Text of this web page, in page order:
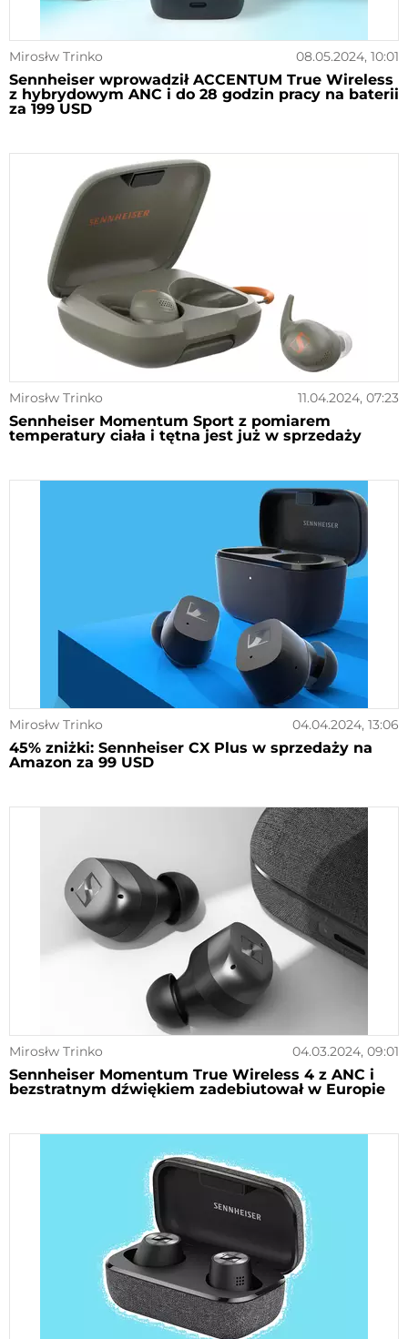
Mirosłw Trinko 08.05.2024, 10:01
Sennheiser wprowadził ACCENTUM True Wireless
z hybrydowym ANC i do 28 godzin pracy na baterii
za 199 USD
Mirosłw Trinko 11.04.2024, 07:23
Sennheiser Momentum Sport z pomiarem
temperatury ciała i tętna jest już w sprzedaży
Mirosłw Trinko 04.04.2024, 13:06
45% zniżki: Sennheiser CX Plus w sprzedaży na
Amazon za 99 USD
Mirosłw Trinko 04.03.2024, 09:01
Sennheiser Momentum True Wireless 4 z ANC i
bezstratnym dźwiękiem zadebiutował w Europie